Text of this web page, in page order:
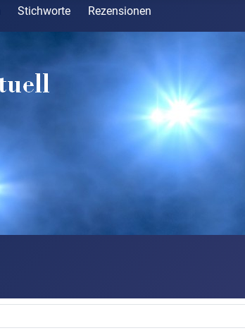
Stichworte Rezensionen